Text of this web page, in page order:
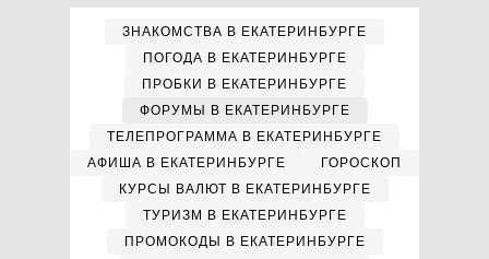
ЗНАКОМСТВА В ЕКАТЕРИНБУРГЕ
ПОГОДА В ЕКАТЕРИНБУРГЕ
ПРОБКИ В ЕКАТЕРИНБУРГЕ
ФОРУМЫ В ЕКАТЕРИНБУРГЕ
ТЕЛЕПРОГРАММА В ЕКАТЕРИНБУРГЕ
АФИША В ЕКАТЕРИНБУРГЕ
ГОРОСКОП
КУРСЫ ВАЛЮТ В ЕКАТЕРИНБУРГЕ
ТУРИЗМ В ЕКАТЕРИНБУРГЕ
ПРОМОКОДЫ В ЕКАТЕРИНБУРГЕ